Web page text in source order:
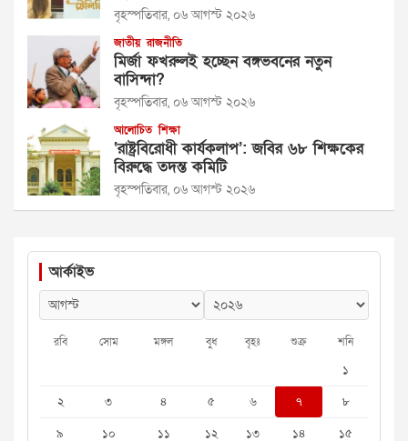
বৃহস্পতিবার, ০৬ আগস্ট ২০২৬
জাতীয় রাজনীতি
মির্জা ফখরুলই হচ্ছেন বঙ্গভবনের নতুন
বাসিন্দা?
বৃহস্পতিবার, ০৬ আগস্ট ২০২৬
আলোচিত শিক্ষা
‘রাষ্ট্রবিরোধী কার্যকলাপ’: জবির ৬৮ শিক্ষকের
বিরুদ্ধে তদন্ত কমিটি
বৃহস্পতিবার, ০৬ আগস্ট ২০২৬
আর্কাইভ
রবি সোম মঙ্গল বুধ বৃহঃ শুক্র শনি
১
২
৩ ৪ ৫ ৬ ৭
৮
৯
১০ ১১ ১২ ১৩ ১৪ ১৫